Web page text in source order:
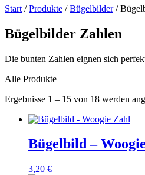
Start /Produkte /Bügelbilder/
Bügelbilder Zahlen
Die bunten Zahlen eignen sich
Alle Produkte
Ergebnisse 1 – 15 von 18 werden
Bügelbild –
3,20 €